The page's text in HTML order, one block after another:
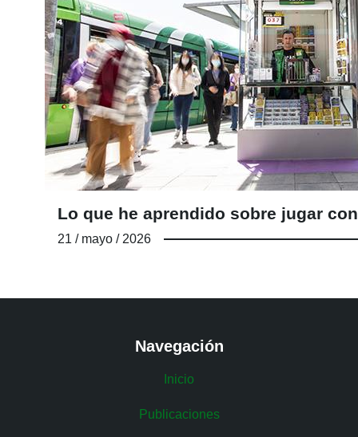
Lo que he aprendido sobre jugar
21 / mayo / 2026
Navegación
Inicio
Publicaciones